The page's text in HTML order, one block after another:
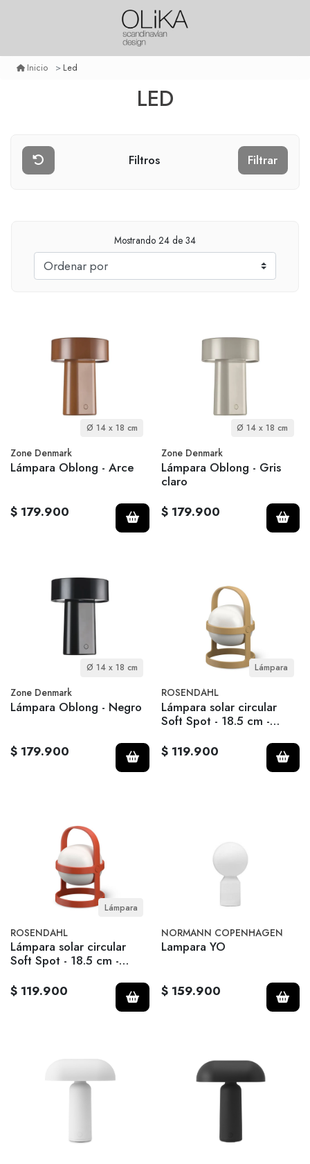
Inicio Led
LED
Filtros Filtrar
Mostrando 24 de 34
Ø 14 x 18 cm
Zone Denmark
Lámpara Oblong - Arce
$ 179.900
Ø 14 x 18 cm
Zone Denmark
Lámpara Oblong - Gris
claro
$ 179.900
Ø 14 x 18 cm
Zone Denmark
Lámpara Oblong - Negro
$ 179.900
Lámpara
ROSENDAHL
Lámpara solar circular
Soft Spot - 18.5 cm -
$ 119.900
Lámpara
ROSENDAHL
Lámpara solar circular
Soft Spot - 18.5 cm -
$ 119.900
NORMANN COPENHAGEN
Lampara YO
$ 159.900